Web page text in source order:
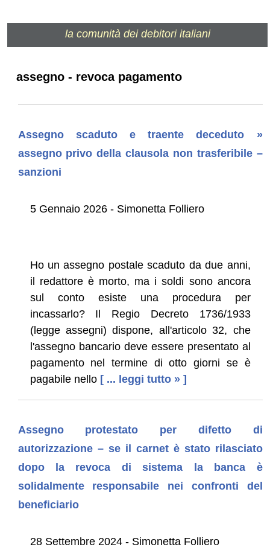
la comunità dei debitori italiani
assegno - revoca pagamento
Assegno scaduto e traente deceduto »
assegno privo della clausola non trasferibile –
sanzioni
5 Gennaio 2026 - Simonetta Folliero
Ho un assegno postale scaduto da due anni,
il redattore è morto, ma i soldi sono ancora
sul conto esiste una procedura per
incassarlo? Il Regio Decreto 1736/1933
(legge assegni) dispone, all'articolo 32, che
l'assegno bancario deve essere presentato al
pagamento nel termine di otto giorni se è
pagabile nello [ ... leggi tutto » ]
Assegno protestato per difetto di
autorizzazione – se il carnet è stato rilasciato
dopo la revoca di sistema la banca è
solidalmente responsabile nei confronti del
beneficiario
28 Settembre 2024 - Simonetta Folliero